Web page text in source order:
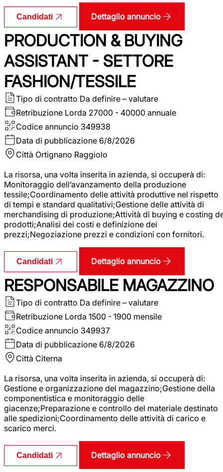
Candidati Dettaglio annuncio
PRODUCTION & BUYING
ASSISTANT - SETTORE
FASHION/TESSILE
Tipo di contratto Da definire – valutare
Retribuzione Lorda 27000 - 40000 annuale
Codice annuncio 349938
Data di pubblicazione 6/8/2026
Città Ortignano Raggiolo
La risorsa, una volta inserita in azienda, si occuperà di:
Monitoraggio dell’avanzamento della produzione
tessile;Coordinamento delle attività produttive nel rispetto
di tempi e standard qualitativi;Gestione delle attività di
merchandising di produzione;Attività di buying e costing
prodotti;Analisi dei costi e definizione dei
prezzi;Negoziazione prezzi e condizioni con fornitori.
Candidati Dettaglio annuncio
RESPONSABILE MAGAZZINO
Tipo di contratto Da definire – valutare
Retribuzione Lorda 1500 - 1900 mensile
Codice annuncio 349937
Data di pubblicazione 6/8/2026
Città Citerna
La risorsa, una volta inserita in azienda, si occuperà di:
Gestione e organizzazione del magazzino;Gestione della
componentistica e monitoraggio delle
giacenze;Preparazione e controllo del materiale destinato
alle spedizioni;Coordinamento delle attività di carico e
scarico merci.
Candidati Dettaglio annuncio